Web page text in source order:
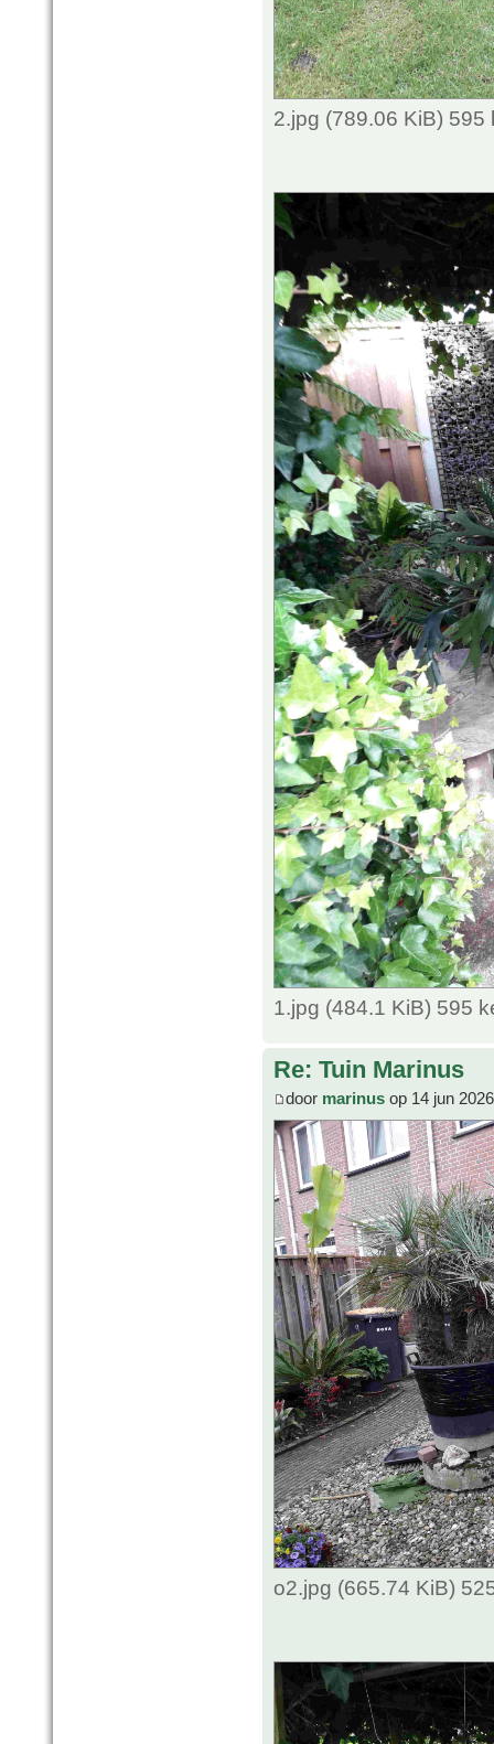
2.jpg (789.06 KiB) 595
1.jpg (484.1 KiB) 595
Re: Tuin Marinus
door marinus op 14 jun
o2.jpg (665.74 KiB)